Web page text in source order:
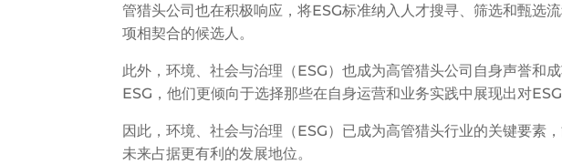
管猎头公司也在积极响应，将ESG标准纳入人才搜寻、筛选和甄选
项相契合的候选人。
此外，环境、社会与治理（ESG）也成为高管猎头公司自身声誉和
ESG，他们更倾向于选择那些在自身运营和业务实践中展现出对
因此，环境、社会与治理（ESG）已成为高管猎头行业的关键要素
未来占据更有利的发展地位。